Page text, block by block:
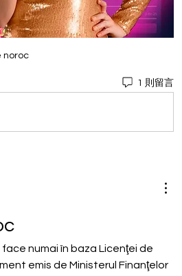
noroc
1 則留言
numai în baza Licenţei de
emis de Ministerul Finanţelor